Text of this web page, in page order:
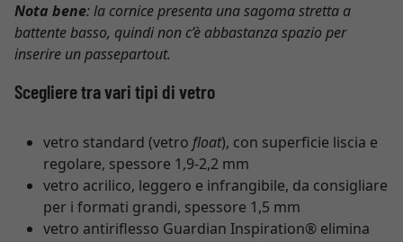
Nota bene: la cornice presenta una sagoma stretta a
battente basso, quindi non c’è abbastanza spazio per
inserire un passepartout.
Scegliere tra vari tipi di vetro
vetro standard (vetro float), con superficie liscia e
regolare, spessore 1,9-2,2 mm
vetro acrilico, leggero e infrangibile, da consigliare
per i formati grandi, spessore 1,5 mm
vetro antiriflesso Guardian Inspiration® elimina